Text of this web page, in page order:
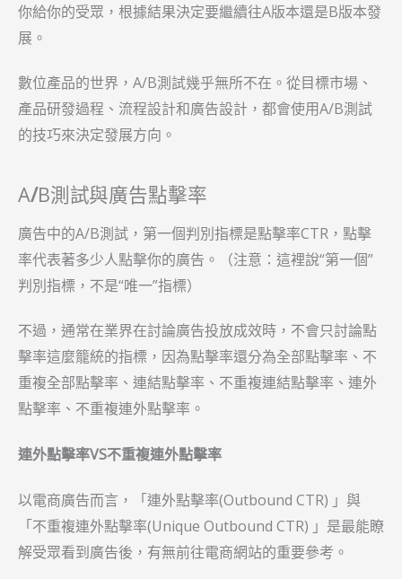
你給你的受眾，根據結果決定要繼續往A版本還是B版本發
展。
數位產品的世界，A/B測試幾乎無所不在。從目標市場、
產品研發過程、流程設計和廣告設計，都會使用A/B測試
的技巧來決定發展方向。
A/B測試與廣告點擊率
廣告中的A/B測試，第一個判別指標是點擊率CTR，點擊
率代表著多少人點擊你的廣告。（注意：這裡說“第一個”
判別指標，不是“唯一”指標）
不過，通常在業界在討論廣告投放成效時，不會只討論點
擊率這麼籠統的指標，因為點擊率還分為全部點擊率、不
重複全部點擊率、連結點擊率、不重複連結點擊率、連外
點擊率、不重複連外點擊率。
連外點擊率VS不重複連外點擊率
以電商廣告而言，「連外點擊率(Outbound CTR) 」與
「不重複連外點擊率(Unique Outbound CTR) 」是最能瞭
解受眾看到廣告後，有無前往電商網站的重要參考。